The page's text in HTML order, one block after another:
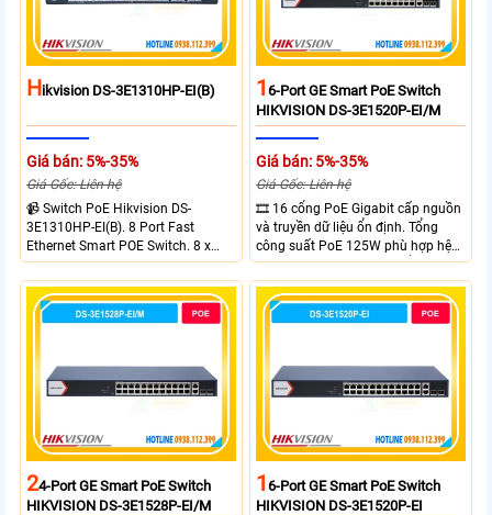
HIkvision DS-3E1310HP-EI(B)
Giá bán: 5%-35%
Giá Gốc: Liên hệ
📹 Switch PoE Hikvision DS-
3E1310HP-EI(B). 8 Port Fast
Ethernet Smart POE Switch. 8 x
10/100M PoE Ports, 2 x Gigabit
Uplink Ports.
16-Port GE Smart PoE Switch
HIKVISION DS-3E1520P-EI/M
Giá bán: 5%-35%
Giá Gốc: Liên hệ
🎞 16 cổng PoE Gigabit cấp nguồn
và truyền dữ liệu ổn định. Tổng
công suất PoE 125W phù hợp hệ
thống camera IP vừa. 2 cổng RJ45
Gigabit và 2 cổng quang SFP mở
rộng linh hoạt. Hỗ trợ truyền PoE
xa tối đa lên đến 300 mét.
24-Port GE Smart PoE Switch
HIKVISION DS-3E1528P-EI/M
16-Port GE Smart PoE Switch
HIKVISION DS-3E1520P-EI